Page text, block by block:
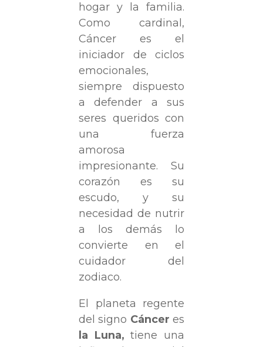
hogar y la familia.
Como cardinal,
Cáncer es el
iniciador de ciclos
emocionales,
siempre dispuesto
a defender a sus
seres queridos con
una fuerza
amorosa
impresionante. Su
corazón es su
escudo, y su
necesidad de nutrir
a los demás lo
convierte en el
cuidador del
zodiaco.
El planeta regente
del signo Cáncer es
la Luna,tiene una